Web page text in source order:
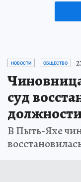
НОВОСТИ ОБЩЕСТВО
суд
В Пыть-Яхе